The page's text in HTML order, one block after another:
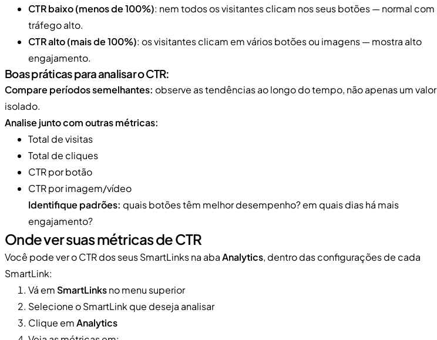
CTR baixo (menos de 100%): nem todos os visitantes clicam nos seus botões — normal com
tráfego alto.
CTR alto (mais de 100%): os visitantes clicam em vários botões ou imagens — mostra alto
engajamento.
Boas práticas para analisar o CTR:
Compare períodos semelhantes: observe as tendências ao longo do tempo, não apenas um valor
isolado.
Analise junto com outras métricas:
Total de visitas
Total de cliques
CTR por botão
CTR por imagem/vídeo
Identifique padrões: quais botões têm melhor desempenho? em quais dias há mais
engajamento?
Onde ver suas métricas de CTR
Você pode ver o CTR dos seus SmartLinks na abaAnalytics, dentro das configurações de cada
SmartLink:
Vá em SmartLinksno menu superior
Selecione o SmartLink que deseja analisar
Clique emAnalytics